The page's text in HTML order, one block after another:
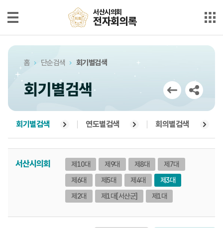
서산시의회
전자회의록
최근회의록
단순검색
상세검색
부록검색
5분자유발언
서산시의회
전자회의록
홈 단순검색 회기별검색
회기별검색
회기별검색 연도별검색 회의별검색
서산시의회 제10대 제9대 제8대
제7대
제6대
제5대 제4대
제3대
제2대
제1대[서산군] 제1대